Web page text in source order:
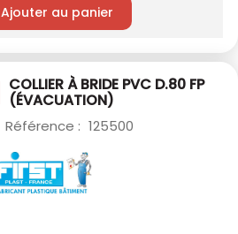
Ajouter au panier
COLLIER À BRIDE PVC D.80 FP
(ÉVACUATION)
Référence : 125500